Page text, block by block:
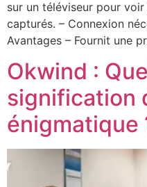
sur un téléviseur pour
capturés. – Connexion
Avantages – Fournit une
Okwind :
signification
énigmatique